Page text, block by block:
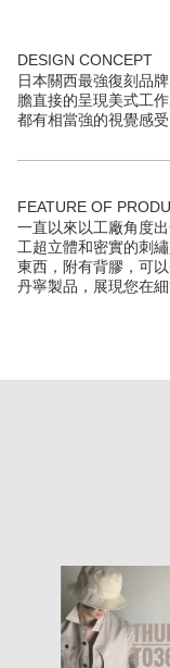
DESIGN CONCEPT
日本關西最強復刻品
膽直接的呈現美式工
都有相當強的視覺感
FEATURE OF
一直以來以工廠角度
工超立體和密實的刺
東西，附有背膠，可
丹寧製品，展現您在